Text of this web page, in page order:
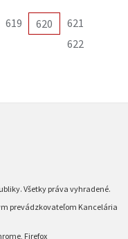
619 620
621
622
Všetky práva vyhradené.
prevádzkovateľom Kancelária
Firefox